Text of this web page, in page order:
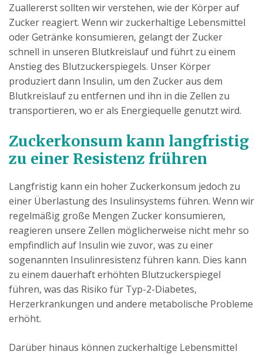
Zuallererst sollten wir verstehen, wie der Körper auf
Zucker reagiert. Wenn wir zuckerhaltige Lebensmittel
oder Getränke konsumieren, gelangt der Zucker
schnell in unseren Blutkreislauf und führt zu einem
Anstieg des Blutzuckerspiegels. Unser Körper
produziert dann Insulin, um den Zucker aus dem
Blutkreislauf zu entfernen und ihn in die Zellen zu
transportieren, wo er als Energiequelle genutzt wird.
Zuckerkonsum kann langfristig
zu einer Resistenz frühren
Langfristig kann ein hoher Zuckerkonsum jedoch zu
einer Überlastung des Insulinsystems führen. Wenn wir
regelmäßig große Mengen Zucker konsumieren,
reagieren unsere Zellen möglicherweise nicht mehr so
empfindlich auf Insulin wie zuvor, was zu einer
sogenannten Insulinresistenz führen kann. Dies kann
zu einem dauerhaft erhöhten Blutzuckerspiegel
führen, was das Risiko für Typ-2-Diabetes,
Herzerkrankungen und andere metabolische Probleme
erhöht.
Darüber hinaus können zuckerhaltige Lebensmittel